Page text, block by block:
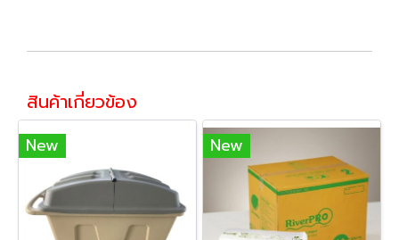
สินค้าเกี่ยวข้อง
New New